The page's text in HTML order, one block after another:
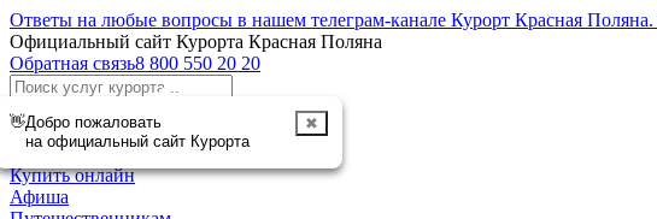
Ответы на любые вопросы в нашем телеграм-канале Курорт Красная Поляна.
Официальный сайт Курорта Красная Поляна
Обратная связь8 800 550 20 20
👋Добро пожаловать
на официальный сайт Курорта
✖
Отменить
Курорт
Чем заняться
Купить онлайн
Афиша